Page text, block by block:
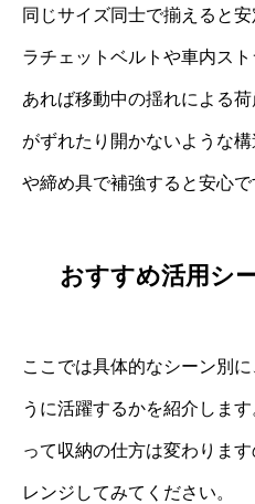
同じサイズ同士で揃えると
ラチェットベルトや車内ス
あれば移動中の揺れによる
がずれたり開かないような
や締め具で補強すると安心で
おすすめ活用シ
ここでは具体的なシーン別
うに活躍するかを紹介しま
って収納の仕方は変わりま
レンジしてみてください。